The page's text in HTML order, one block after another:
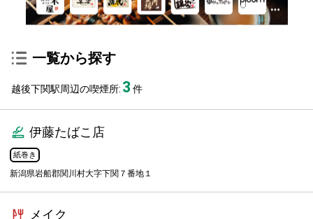
一覧から探す
越後下関駅周辺の喫煙所: 3 件
伊藤たばこ店
紙巻き
新潟県岩船郡関川村大字下関７番地１
メイク